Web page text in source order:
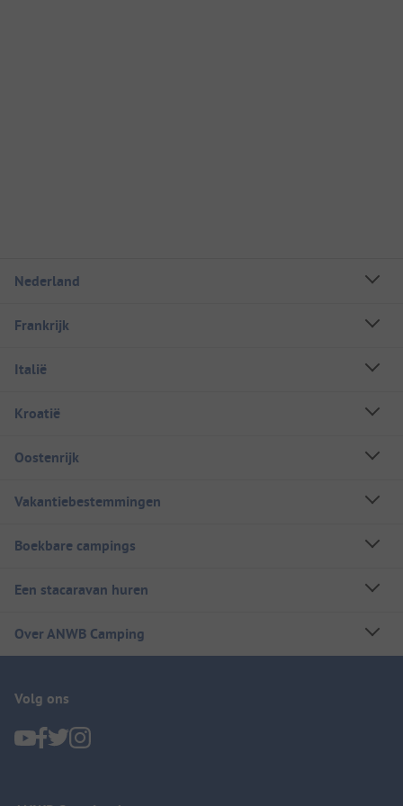
Nederland
Frankrijk
Italië
Kroatië
Oostenrijk
Vakantiebestemmingen
Boekbare campings
Een stacaravan huren
Over ANWB Camping
Volg ons